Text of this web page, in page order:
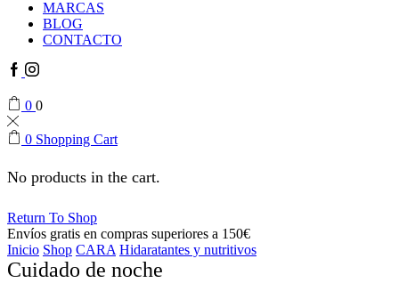
MARCAS
BLOG
CONTACTO
Facebook
Instagram
0 0
0 Shopping Cart
No products in the cart.
Return To Shop
Envíos gratis en compras superiores a 150€
Inicio Shop CARA Hidaratantes y nutritivos
Cuidado de noche